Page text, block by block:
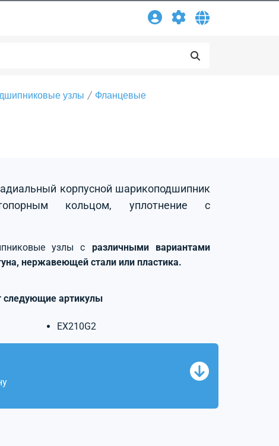
узлы Фланцевые
корпусной шарикоподшипник
кольцом, уплотнение с
узлы с различными вариантами
нержавеющей стали или пластика.
следующие артикулы
EX210G2